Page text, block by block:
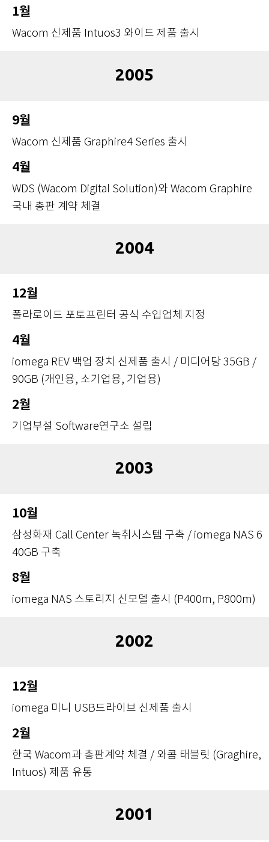
1월
Wacom 신제품 Intuos3 와이드 제품 출시
2005
9월
Wacom 신제품 Graphire4 Series 출시
4월
WDS (Wacom Digital Solution)와 Wacom Graphire
국내 총판 계약 체결
2004
12월
폴라로이드 포토프린터 공식 수입업체 지정
4월
iomega REV 백업 장치 신제품 출시 / 미디어당 35GB /
90GB (개인용, 소기업용, 기업용)
2월
기업부설 Software연구소 설립
2003
10월
삼성화재 Call Center 녹취시스템 구축 / iomega NAS 6
40GB 구축
8월
iomega NAS 스토리지 신모델 출시 (P400m, P800m)
2002
12월
iomega 미니 USB드라이브 신제품 출시
2월
한국 Wacom과 총판계약 체결 / 와콤 태블릿 (Graghire,
Intuos) 제품 유통
2001